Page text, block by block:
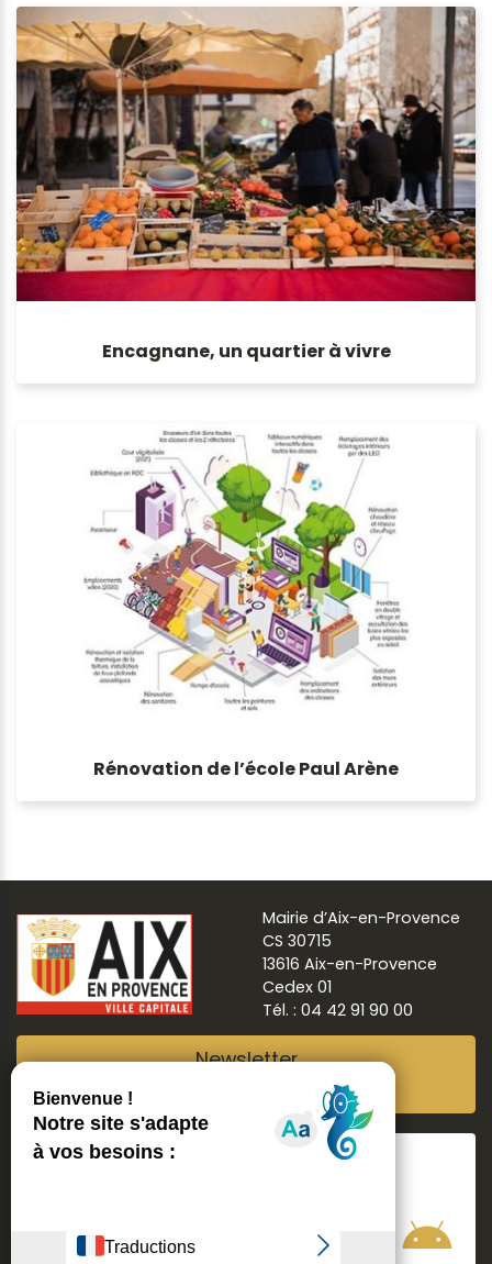
Encagnane, un quartier à vivre
Rénovation de l’école Paul Arène
Mairie d’Aix-en-Provence
CS 30715
13616 Aix-en-Provence
Cedex 01
Tél. : 04 42 91 90 00
Newsletter
Suivre Aix ma ville